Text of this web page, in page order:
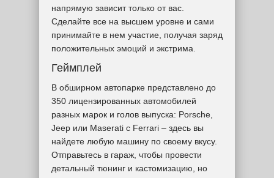
напрямую зависит только от вас.
Сделайте все на высшем уровне и сами
принимайте в нем участие, получая заряд
положительных эмоций и экстрима.
Геймплей
В обширном автопарке представлено до
350 лицензированных автомобилей
разных марок и голов выпуска: Porsche,
Jeep или Maserati с Ferrari – здесь вы
найдете любую машину по своему вкусу.
Отправьтесь в гараж, чтобы провести
детальный тюнинг и кастомизацию, но